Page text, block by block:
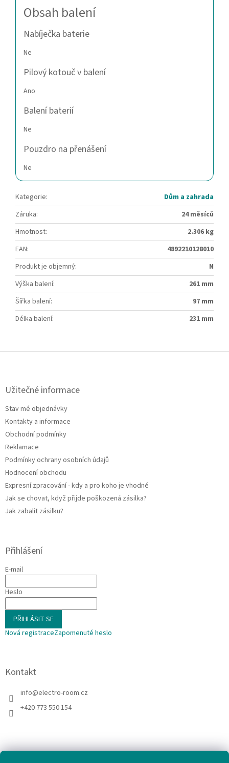
Obsah balení
Nabíječka baterie
Ne
Pilový kotouč v balení
Ano
Balení baterií
Ne
Pouzdro na přenášení
Ne
Kategorie:
Dům a zahrada
Záruka:
24 měsíců
Hmotnost:
2.306 kg
EAN:
4892210128010
Produkt je objemný:
N
Výška balení:
261 mm
Šířka balení:
97 mm
Délka balení: 231 mm
Z
Užitečné informace
Stav mé objednávky
Kontakty a informace
Obchodní podmínky
Reklamace
Podmínky ochrany osobních údajů
Hodnocení obchodu
Expresní zpracování - kdy a pro koho je vhodné
Jak se chovat, když přijde poškozená zásilka?
Jak zabalit zásilku?
Přihlášení
E-mail
Heslo
PŘIHLÁSIT SE
Nová registraceZapomenuté heslo
Kontakt
info@electro-room.cz
+420 773 550 154